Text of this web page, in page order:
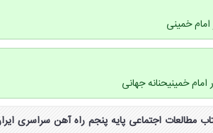
خمینی
خمینیحنانه جهانی
فعالیت صفحه ۴۵ کتاب مطالعات اجتماعی پایه پنجم راه آهن